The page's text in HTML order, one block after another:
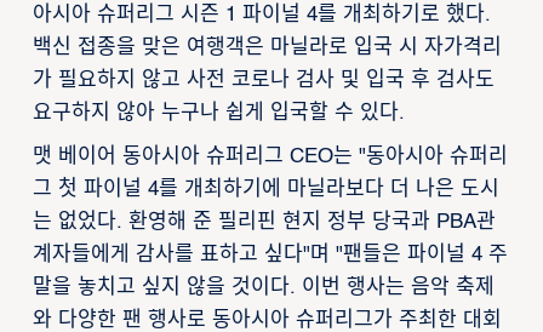
아시아 슈퍼리그 시즌 1 파이널 4를 개최하기로 했다.
백신 접종을 맞은 여행객은 마닐라로 입국 시 자가격리
가 필요하지 않고 사전 코로나 검사 및 입국 후 검사도
요구하지 않아 누구나 쉽게 입국할 수 있다.
맷 베이어 동아시아 슈퍼리그 CEO는 "동아시아 슈퍼리
그 첫 파이널 4를 개최하기에 마닐라보다 더 나은 도시
는 없었다. 환영해 준 필리핀 현지 정부 당국과 PBA관
계자들에게 감사를 표하고 싶다"며 "팬들은 파이널 4 주
말을 놓치고 싶지 않을 것이다. 이번 행사는 음악 축제
와 다양한 팬 행사로 동아시아 슈퍼리그가 주최한 대회